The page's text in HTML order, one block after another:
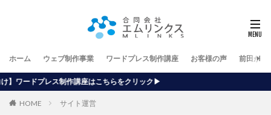
ホーム ウェブ制作事業 ワードプレス制作講座 お客様の声 前田が行
座はこちらをクリック▶
HOME サイト運営